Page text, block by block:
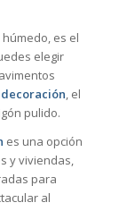
es el
elegir
, el
pulido.
es una opción
y viviendas,
para
al